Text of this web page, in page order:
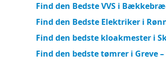
Find den Bedste VVS i
Find den Bedste Elektriker i
Find den bedste kloakmester i
Find den bedste tømrer i Greve